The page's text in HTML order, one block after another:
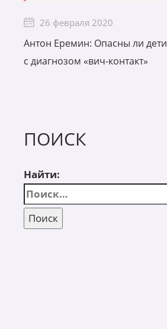
26 февраля 2020
Антон Еремин: Опасны ли дети
с диагнозом «вич-контакт»
ПОИСК
Найти: